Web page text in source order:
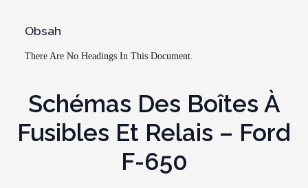
Obsah
There Are No Headings In This Document.
Schémas Des Boîtes À
Fusibles Et Relais – Ford
F-650